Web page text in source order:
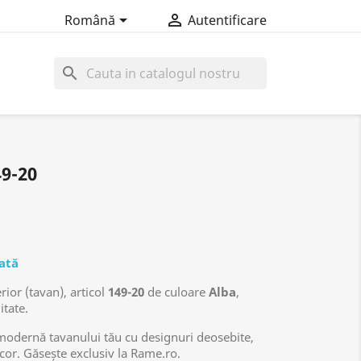
Română  Autentificare
search
20
(tavan), articol 149-20 de culoare Alba,
tavanului tău cu designuri deosebite,
Găsește exclusiv la Rame.ro.